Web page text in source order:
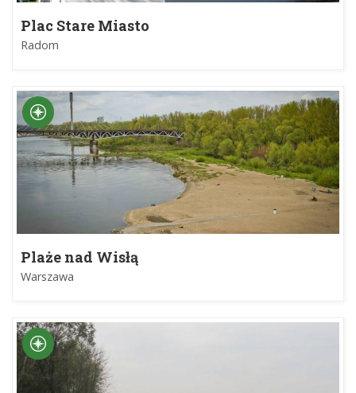
Plac Stare Miasto
Radom
Plaże nad Wisłą
Warszawa